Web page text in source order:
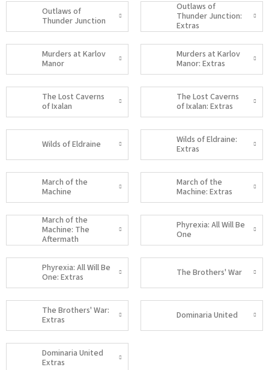
Outlaws of
Thunder Junction
Outlaws of
Thunder Junction:
Extras
Murders at Karlov
Manor
Murders at Karlov
Manor: Extras
The Lost Caverns
of Ixalan
The Lost Caverns
of Ixalan: Extras
Wilds of Eldraine
Wilds of Eldraine:
Extras
March of the
Machine
March of the
Machine: Extras
March of the
Machine: The
Aftermath
Phyrexia: All Will Be
One
Phyrexia: All Will Be
One: Extras
The Brothers' War
The Brothers' War:
Extras
Dominaria United
Dominaria United
Extras